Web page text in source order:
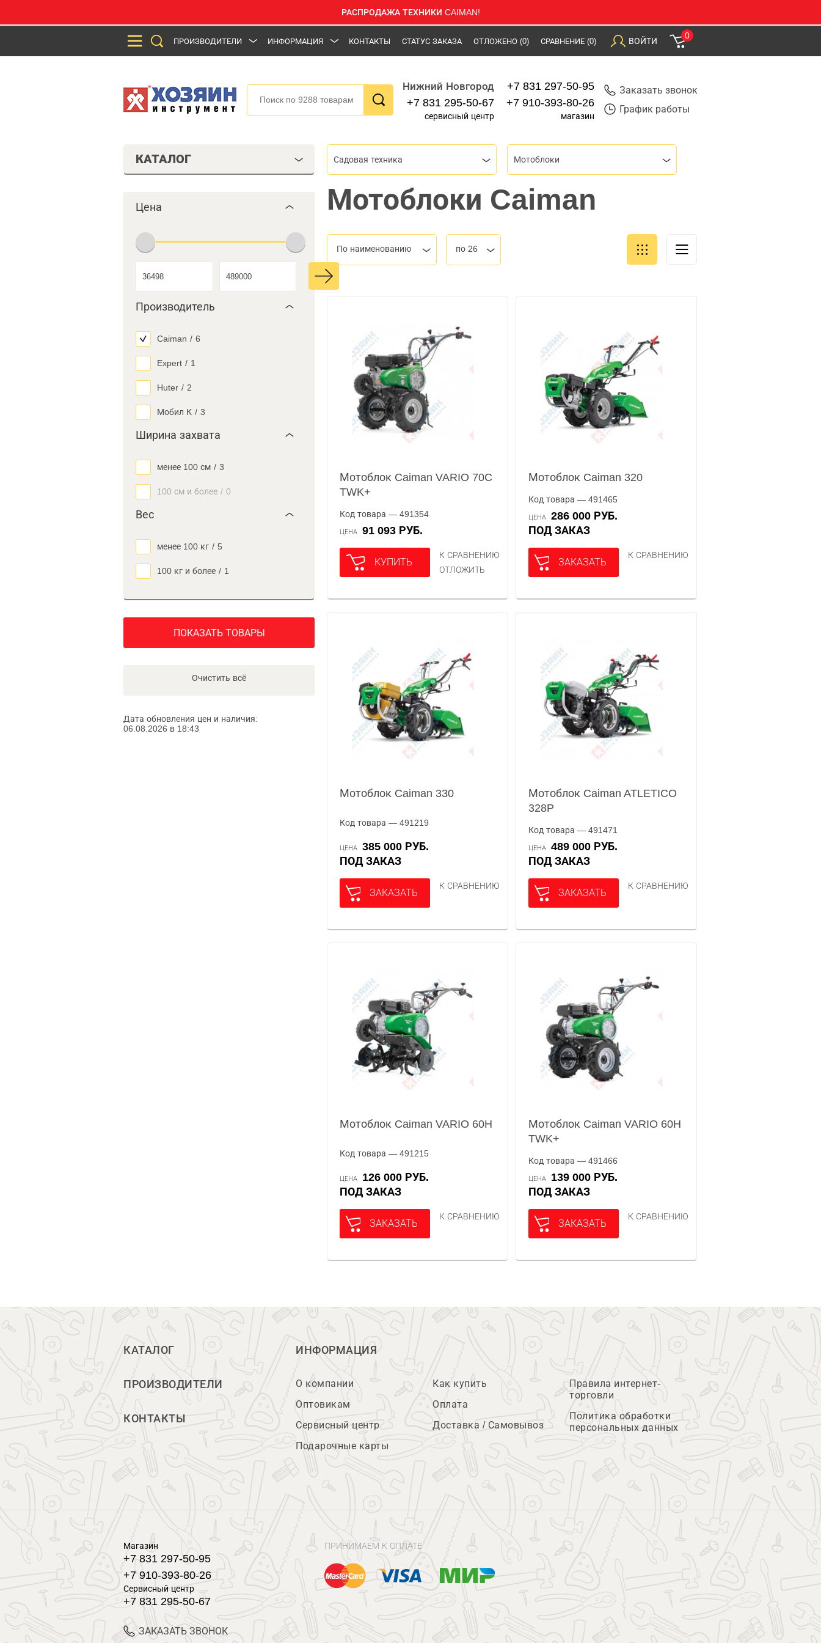
РАСПРОДАЖА ТЕХНИКИ CAIMAN!
ПРОИЗВОДИТЕЛИ ИНФОРМАЦИЯ КОНТАКТЫ СТАТУС ЗАКАЗА ОТЛОЖЕНО (0) СРАВНЕНИЕ (0) ВОЙТИ
0
Нижний Новгород
+7 831 295-50-67
сервисный центр
+7 831 297-50-95
+7 910-393-80-26
магазин
Заказать звонок
График работы
КАТАЛОГ
Цена
Производитель
Caiman / 6
Expert / 1
Huter / 2
Мобил К / 3
Ширина захвата
менее 100 см / 3
100 см и более / 0
Вес
менее 100 кг / 5
100 кг и более / 1
ПОКАЗАТЬ ТОВАРЫ
Очистить всё
Дата обновления цен и наличия:
06.08.2026 в 18:43
Садовая техника Мотоблоки
Мотоблоки Caiman
По наименованию по 26
Мотоблок Caiman VARIO 70C
TWK+
Код товара — 491354
ЦЕНА 91 093 РУБ.
КУПИТЬ
К СРАВНЕНИЮ
ОТЛОЖИТЬ
Мотоблок Caiman 320
Код товара — 491465
ЦЕНА
286 000 РУБ.
ПОД ЗАКАЗ
ЗАКАЗАТЬ
К СРАВНЕНИЮ
Мотоблок Caiman 330
Код товара — 491219
ЦЕНА
385 000 РУБ.
ПОД ЗАКАЗ
ЗАКАЗАТЬ
К СРАВНЕНИЮ
Мотоблок Caiman ATLETICO
328P
Код товара — 491471
ЦЕНА
489 000 РУБ.
ПОД ЗАКАЗ
ЗАКАЗАТЬ
К СРАВНЕНИЮ
Мотоблок Caiman VARIO 60H
Код товара — 491215
ЦЕНА
126 000 РУБ.
ПОД ЗАКАЗ
ЗАКАЗАТЬ
К СРАВНЕНИЮ
Мотоблок Caiman VARIO 60H
TWK+
Код товара — 491466
ЦЕНА
139 000 РУБ.
ПОД ЗАКАЗ
ЗАКАЗАТЬ
К СРАВНЕНИЮ
КАТАЛОГ
ПРОИЗВОДИТЕЛИ
КОНТАКТЫ
ИНФОРМАЦИЯ
О компании
Оптовикам
Сервисный центр
Подарочные карты
Как купить
Оплата
Доставка / Самовывоз
Правила интернет-
торговли
Политика обработки
персональных данных
Магазин
+7 831 297-50-95
+7 910-393-80-26
Сервисный центр
+7 831 295-50-67
ЗАКАЗАТЬ ЗВОНОК
ПРИНИМАЕМ К ОПЛАТЕ